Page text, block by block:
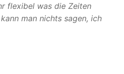
flexibel was die Zeiten
man nichts sagen, ich